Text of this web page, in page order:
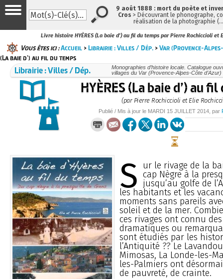
Livre histoire HYÈRES (La baie d') au fil du temps par Pierre Rochiccioli et
Vous êtes ici :Accueil >Librairie : Villes / Dép. >Var (Provence-
(La baie d') au fil du temps
Librairie : Villes / Dép.
Monographies d’histoire locale. Catalogue
villages du Var (Provence-Alpes-Côte d’Azur)
HYÈRES (La baie d’) au
(par Pierre Rochiccioli et Elie
Publié / Mis à jour le MARDI 15 JUILLET 2014 , par
S ur le rivage de la
cap Nègre à la
jusqu’au golfe de
les habitants et les
moments sans pareils
soleil et de la mer.
ces rivages ont connu
dramatiques ou
sont étudiés par les
l’Antiquité ?? Le
Mimosas, La Londe-les-
les-Palmiers ont
de pauvreté, de crainte.
9 août 1888 : mort du poète et
Cros > Découvrant le phonographe,
réalisation de la photographie